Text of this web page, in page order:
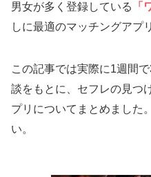
男女が多く登録している
「
しに最適のマッチングアプ
この記事では実際に1週間
談をもとに、セフレの見つ
プリについてまとめました
い。